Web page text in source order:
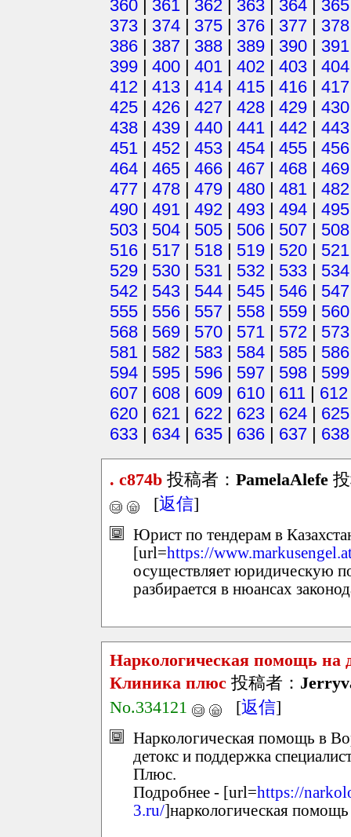
360 | 361 | 362 | 363 | 364 | 365
373 | 374 | 375 | 376 | 377 | 378
386 | 387 | 388 | 389 | 390 | 391
399 | 400 | 401 | 402 | 403 | 404
412 | 413 | 414 | 415 | 416 | 417
425 | 426 | 427 | 428 | 429 | 430
438 | 439 | 440 | 441 | 442 | 443
451 | 452 | 453 | 454 | 455 | 456
464 | 465 | 466 | 467 | 468 | 469
477 | 478 | 479 | 480 | 481 | 482
490 | 491 | 492 | 493 | 494 | 495
503 | 504 | 505 | 506 | 507 | 508
516 | 517 | 518 | 519 | 520 | 521
529 | 530 | 531 | 532 | 533 | 534
542 | 543 | 544 | 545 | 546 | 547
555 | 556 | 557 | 558 | 559 | 560
568 | 569 | 570 | 571 | 572 | 573
581 | 582 | 583 | 584 | 585 | 586
594 | 595 | 596 | 597 | 598 | 599
607 | 608 | 609 | 610 | 611 | 612
620 | 621 | 622 | 623 | 624 | 625
633 | 634 | 635 | 636 | 637 | 638
. c874b 投稿者： PamelaAlefe
[返信]
Юрист по тендерам в
[url=https://
осуществляет юридическую
разбирается в нюансах
Наркологическая помощь на
Клиника плюс 投稿者：
No.334121
[返信]
Наркологическая помощь в
детокс и поддержка
Плюс.
Подробнее - [url=https://
3.ru/]наркологическая